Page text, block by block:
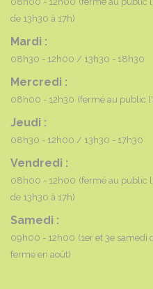
de 13h30 à 17h)
Mardi :
08h30 - 12h00 13h30 - 18h30
Mercredi :
08h00 - 12h30 (fermé au public
Jeudi :
08h30 - 12h00 13h30 - 17h30
Vendredi :
08h00 - 12h00 (fermé au public
de 13h30 à 17h)
Samedi :
09h00 - 12h00 (1er et 3e samedi
fermé en août)